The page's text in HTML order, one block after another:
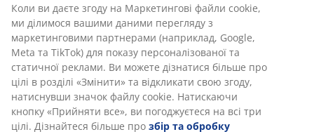
односпальні та полуторні ліжка;
двоспальні ліжка з матрацом;
Звичайні та двоярусні (двоповерхові) ліжка для дітей;
спальні гарнітури з комодом і шафою
континентальні ліжка з узголів’ям, які поєднують всі
переваги пружинних та безпружинних матраців
Коли ви даєте згоду на Маркетингові файли cookie,
ми ділимося вашими даними перегляду з
маркетинговими партнерами (наприклад, Google,
Meta та TikTok) для показу персоналізованої та
статичної реклами. Ви можете дізнатися більше про
цілі в розділі «Змінити» та відкликати свою згоду,
натиснувши значок файлу cookie. Натискаючи
кнопку «Прийняти все», ви погоджуєтеся на всі три
цілі. Дізнайтеся більше про збір та обробку